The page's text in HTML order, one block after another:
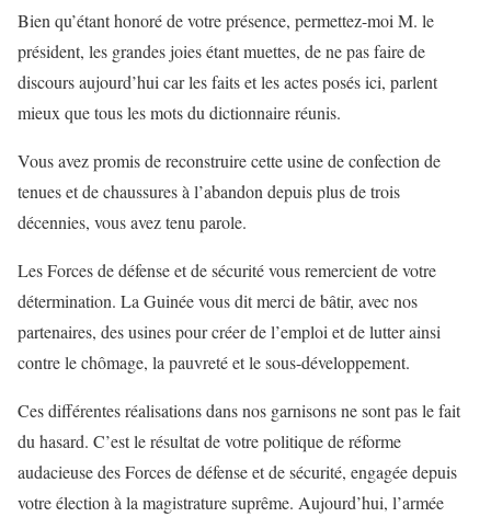
Bien qu’étant honoré de votre présence, permettez-moi M. le
président, les grandes joies étant muettes, de ne pas faire de
discours aujourd’hui car les faits et les actes posés ici, parlent
mieux que tous les mots du dictionnaire réunis.
Vous avez promis de reconstruire cette usine de confection de
tenues et de chaussures à l’abandon depuis plus de trois
décennies, vous avez tenu parole.
Les Forces de défense et de sécurité vous remercient de votre
détermination. La Guinée vous dit merci de bâtir, avec nos
partenaires, des usines pour créer de l’emploi et de lutter ainsi
contre le chômage, la pauvreté et le sous-développement.
Ces différentes réalisations dans nos garnisons ne sont pas le fait
du hasard. C’est le résultat de votre politique de réforme
audacieuse des Forces de défense et de sécurité, engagée depuis
votre élection à la magistrature suprême. Aujourd’hui, l’armée